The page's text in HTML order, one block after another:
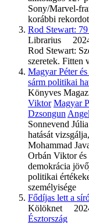
Sony/Marvel-
korábbi
Rod Stewart:
Librarius
Rod Stewart:
szeretek. Fitten
Magyar Péter
sárm politikai
Könyves
Viktor Magyar
Dzsongun
Sonnevend
hatását
Mohammad
Orbán Viktor és
demokrácia
politikai
személyisége
Fődíjas lett a
Kölöknet
Észtország